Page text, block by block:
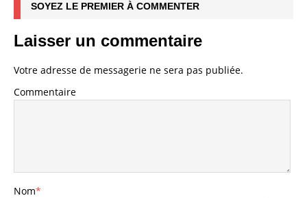
SOYEZ LE PREMIER À COMMENTER
Laisser un commentaire
Votre adresse de messagerie ne sera pas publiée.
Commentaire
Nom*